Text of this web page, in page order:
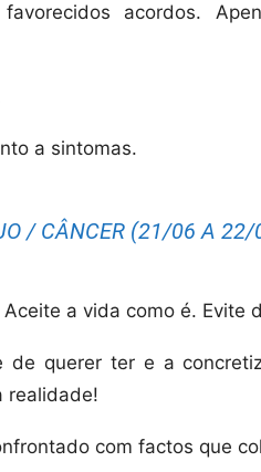
favorecidos acordos.
a sintomas.
/ CÂNCER (21/06 A 22/
Aceite a vida como é. Evite
de querer ter e a
realidade!
com factos que